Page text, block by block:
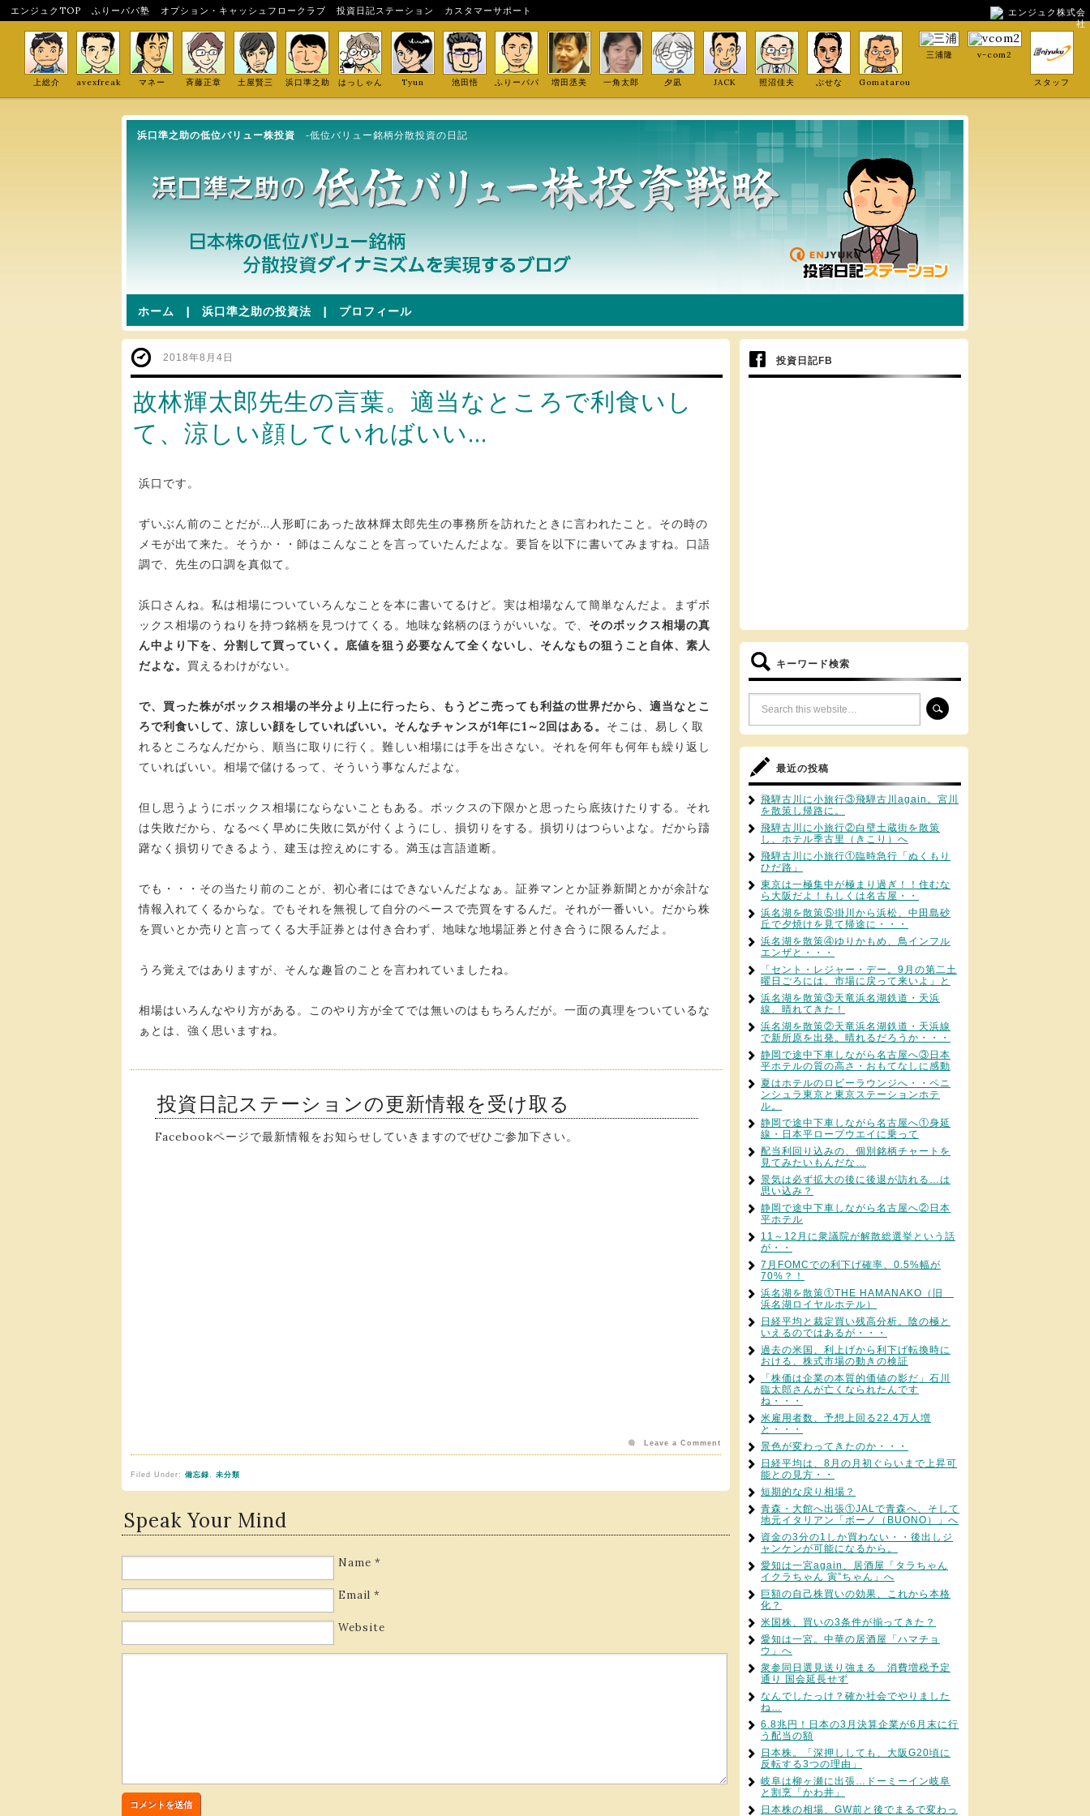
エンジュクTOP ふりーパパ塾 オプション・キャッシュフロークラブ 投資日記ステーション カスタマーサポート
エンジュク株式会
社
上総介 avexfreak マネー 斉藤正章 土屋賢三 浜口準之助 はっしゃん Tyun 池田悟 ふりーパパ 増田丞美 一角太郎 夕凪 JACK 照沼佳夫 ぶせな Gomatarou
三浦隆 v-com2
スタッフ
浜口準之助の低位バリュー株投資 -低位バリュー銘柄分散投資の日記
ホーム | 浜口準之助の投資法 | プロフィール
2018年8月4日
故林輝太郎先生の言葉。適当なところで利食いし
て、涼しい顔していればいい…
浜口です。
ずいぶん前のことだが…人形町にあった故林輝太郎先生の事務所を訪れたときに言われたこと。その時の
メモが出て来た。そうか・・師はこんなことを言っていたんだよな。要旨を以下に書いてみますね。口語
調で、先生の口調を真似て。
浜口さんね。私は相場についていろんなことを本に書いてるけど。実は相場なんて簡単なんだよ。まずボ
ックス相場のうねりを持つ銘柄を見つけてくる。地味な銘柄のほうがいいな。で、 そのボックス相場の真
ん中より下を、分割して買っていく。底値を狙う必要なんて全くないし、そんなもの狙うこと自体、素人
だよな。 買えるわけがない。
で、買った株がボックス相場の半分より上に行ったら、もうどこ売っても利益の世界だから、適当なとこ
ろで利食いして、涼しい顔をしていればいい。そんなチャンスが1年に1～2回はある。 そこは、易しく取
れるところなんだから、順当に取りに行く。難しい相場には手を出さない。それを何年も何年も繰り返し
ていればいい。相場で儲けるって、そういう事なんだよな。
但し思うようにボックス相場にならないこともある。ボックスの下限かと思ったら底抜けたりする。それ
は失敗だから、なるべく早めに失敗に気が付くようにし、損切りをする。損切りはつらいよな。だから躊
躇なく損切りできるよう、建玉は控えめにする。満玉は言語道断。
でも・・・その当たり前のことが、初心者にはできないんだよなぁ。証券マンとか証券新聞とかが余計な
情報入れてくるからな。でもそれを無視して自分のペースで売買をするんだ。それが一番いい。だから株
を買いとか売りと言ってくる大手証券とは付き合わず、地味な地場証券と付き合うに限るんだよ。
うろ覚えではありますが、そんな趣旨のことを言われていましたね。
相場はいろんなやり方がある。このやり方が全てでは無いのはもちろんだが。一面の真理をついているな
ぁとは、強く思いますね。
投資日記ステーションの更新情報を受け取る
Facebookページで最新情報をお知らせしていきますのでぜひご参加下さい。
Filed Under: 備忘録 , 未分類
Leave a Comment
Speak Your Mind
Name *
Email *
Website
投資日記FB
キーワード検索
最近の投稿
飛騨古川に小旅行③飛騨古川again。宮川
を散策し帰路に。
飛騨古川に小旅行②白壁土蔵街を散策
し、ホテル季古里（きこり）へ
飛騨古川に小旅行①臨時急行「ぬくもり
ひだ路」
東京は一極集中が極まり過ぎ！！住むな
ら大阪だよ！もしくは名古屋・・
浜名湖を散策⑤掛川から浜松、中田島砂
丘で夕焼けを見て帰途に・・・
浜名湖を散策④ゆりかもめ、鳥インフル
エンザと・・・
「セント・レジャー・デー。9月の第二土
曜日ごろには、市場に戻って来いよ」と
浜名湖を散策③天竜浜名湖鉄道・天浜
線、晴れてきた！
浜名湖を散策②天竜浜名湖鉄道・天浜線
で新所原を出発。晴れるだろうか・・・
静岡で途中下車しながら名古屋へ③日本
平ホテルの質の高さ・おもてなしに感動
夏はホテルのロビーラウンジへ・・ペニ
ンシュラ東京と東京ステーションホテ
ル。
静岡で途中下車しながら名古屋へ①身延
線・日本平ロープウエイに乗って
配当利回り込みの、個別銘柄チャートを
見てみたいもんだな…
景気は必ず拡大の後に後退が訪れる…は
思い込み？
静岡で途中下車しながら名古屋へ②日本
平ホテル
11～12月に衆議院が解散総選挙という話
が・・
7月FOMCでの利下げ確率、0.5%幅が
70%？！
浜名湖を散策①THE HAMANAKO（旧
浜名湖ロイヤルホテル）
日経平均と裁定買い残高分析。陰の極と
いえるのではあるが・・・
過去の米国、利上げから利下げ転換時に
おける、株式市場の動きの検証
「株価は企業の本質的価値の影だ」石川
臨太郎さんが亡くなられたんです
ね・・・
米雇用者数、予想上回る22.4万人増
と・・・
景色が変わってきたのか・・・
日経平均は、8月の月初ぐらいまで上昇可
能との見方・・
短期的な戻り相場？
青森・大館へ出張①JALで青森へ、そして
地元イタリアン「ボーノ（BUONO）」へ
資金の3分の1しか買わない・・後出しジ
ャンケンが可能になるから。
愛知は一宮again、居酒屋「タラちゃん
イクラちゃん 寅”ちゃん」へ
巨額の自己株買いの効果、これから本格
化？
米国株、買いの3条件が揃ってきた？
愛知は一宮。中華の居酒屋「ハマチョ
ウ」へ
衆参同日選見送り強まる 消費増税予定
通り 国会延長せず
なんでしたっけ？確か社会でやりました
ね…
6.8兆円！日本の3月決算企業が6月末に行
う配当の額
日本株。「深押ししても、大阪G20頃に
反転する3つの理由」
岐阜は柳ヶ瀬に出張…ドーミーイン岐阜
と割烹「かわ井」
日本株の相場、GW前と後でまるで変わっ